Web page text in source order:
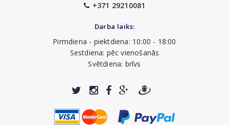
+371 29210081
Darba laiks:
Pirmdiena - piektdiena: 10:00 - 18:00
Sestdiena: pēc vienošanās
Svētdiena: brīvs